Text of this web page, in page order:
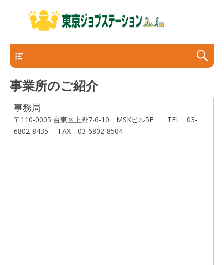
東京ジョブステーション
厚生労働省、東京都から委託を受けて、失業や不安
定な就労状態により、住居を失くされた経験のある
方、または失くすおそれのある方を対象に、就業支
事業所のご紹介
事務局
〒110-0005 台東区上野7-6-10 MSKビル5F TEL 03-
6802-8435 FAX 03-6802-8504